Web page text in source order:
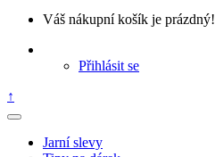
Váš nákupní košík je prázdný!
Přihlásit se
↑
Jarní slevy